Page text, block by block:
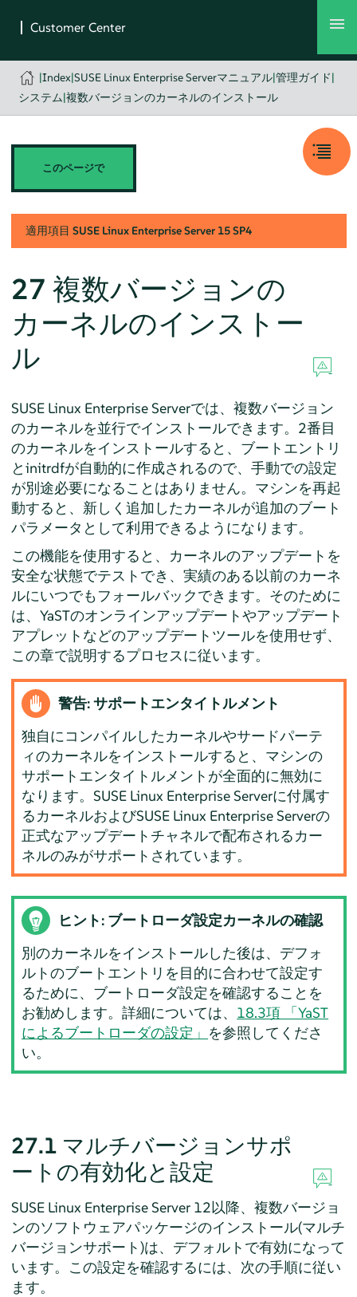
|Index|SUSE Linux Enterprise Serverマニュアル|管理ガイド|
システム|複数バージョンのカーネルのインストール
このページで
適用項目 SUSE Linux Enterprise Server 15 SP4
27 複数バージョンの
カーネルのインストー
ル
SUSE Linux Enterprise Serverでは、複数バージョン
のカーネルを並行でインストールできます。2番目
のカーネルをインストールすると、ブートエントリ
とinitrdfが自動的に作成されるので、手動での設定
が別途必要になることはありません。マシンを再起
動すると、新しく追加したカーネルが追加のブート
パラメータとして利用できるようになります。
この機能を使用すると、カーネルのアップデートを
安全な状態でテストでき、実績のある以前のカーネ
ルにいつでもフォールバックできます。そのために
は、YaSTのオンラインアップデートやアップデート
アプレットなどのアップデートツールを使用せず、
この章で説明するプロセスに従います。
警告: サポートエンタイトルメント
独自にコンパイルしたカーネルやサードパーテ
ィのカーネルをインストールすると、マシンの
サポートエンタイトルメントが全面的に無効に
なります。 SUSE Linux Enterprise Serverに付属す
るカーネルおよびSUSE Linux Enterprise Serverの
正式なアップデートチャネルで配布されるカー
ネルのみがサポートされています。
ヒント: ブートローダ設定カーネルの確認
別のカーネルをインストールした後は、デフォ
ルトのブートエントリを目的に合わせて設定す
るために、ブートローダ設定を確認することを
お勧めします。詳細については、 18.3項 「YaST
によるブートローダの設定」 を参照してくださ
い。
27.1 マルチバージョンサポ
ートの有効化と設定
SUSE Linux Enterprise Server 12以降、複数バージョ
ンのソフトウェアパッケージのインストール(マルチ
バージョンサポート)は、デフォルトで有効になって
います。この設定を確認するには、次の手順に従い
ます。